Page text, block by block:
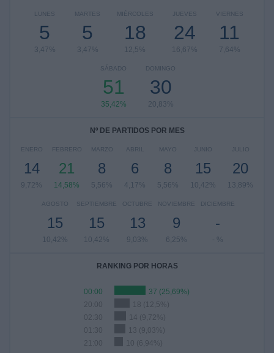
LUNES
5
3,47%
MARTES
5
3,47%
MIÉRCOLES
18
12,5%
JUEVES
24
16,67%
VIERNES
11
7,64%
SÁBADO
51
35,42%
DOMINGO
30
20,83%
Nº DE PARTIDOS POR MES
ENERO
14
9,72%
FEBRERO
21
14,58%
MARZO
8
5,56%
ABRIL
6
4,17%
MAYO
8
5,56%
JUNIO
15
10,42%
JULIO
20
13,89%
AGOSTO
15
10,42%
SEPTIEMBRE
15
10,42%
OCTUBRE
13
9,03%
NOVIEMBRE
9
6,25%
DICIEMBRE
-
- %
RANKING POR HORAS
00:00
37 (25,69%)
20:00
18 (12,5%)
02:30
14 (9,72%)
01:30
13 (9,03%)
21:00
10 (6,94%)